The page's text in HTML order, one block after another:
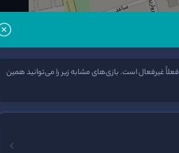
مسیریابی
فعلاً غیرفعال است. بازی‌های مشابه زیر را می‌توانید همین